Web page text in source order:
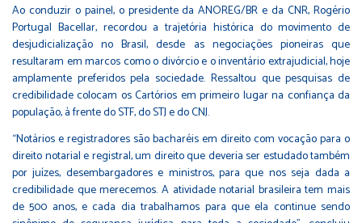
Ao conduzir o painel, o presidente da ANOREG/BR e da CNR, Rogério
Portugal Bacellar, recordou a trajetória histórica do movimento de
desjudicialização no Brasil, desde as negociações pioneiras que
resultaram em marcos como o divórcio e o inventário extrajudicial, hoje
amplamente preferidos pela sociedade. Ressaltou que pesquisas de
credibilidade colocam os Cartórios em primeiro lugar na confiança da
população, à frente do STF, do STJ e do CNJ.
“Notários e registradores são bacharéis em direito com vocação para o
direito notarial e registral, um direito que deveria ser estudado também
por juízes, desembargadores e ministros, para que nos seja dada a
credibilidade que merecemos. A atividade notarial brasileira tem mais
de 500 anos, e cada dia trabalhamos para que ela continue sendo